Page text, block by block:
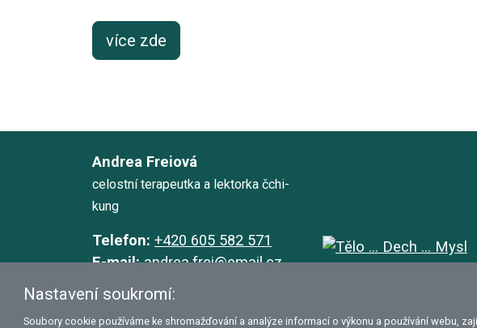
více zde
Andrea Freiová
celostní terapeutka a lektorka čchi-
kung
Telefon: +420 605 582 571
E-mail: andrea.frei@email.cz
WWW: www.andrea-frei.cz
Facebook: CchiKungAndreaFrei
Nastavení soukromí:
Soubory cookie používáme ke shromažďování a analýze informací o výkonu a používání webu,